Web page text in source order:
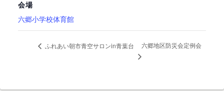
会場
六郷小学校体育館
ふれあい朝市青空サロンin青葉台 六郷地区防災会定例会